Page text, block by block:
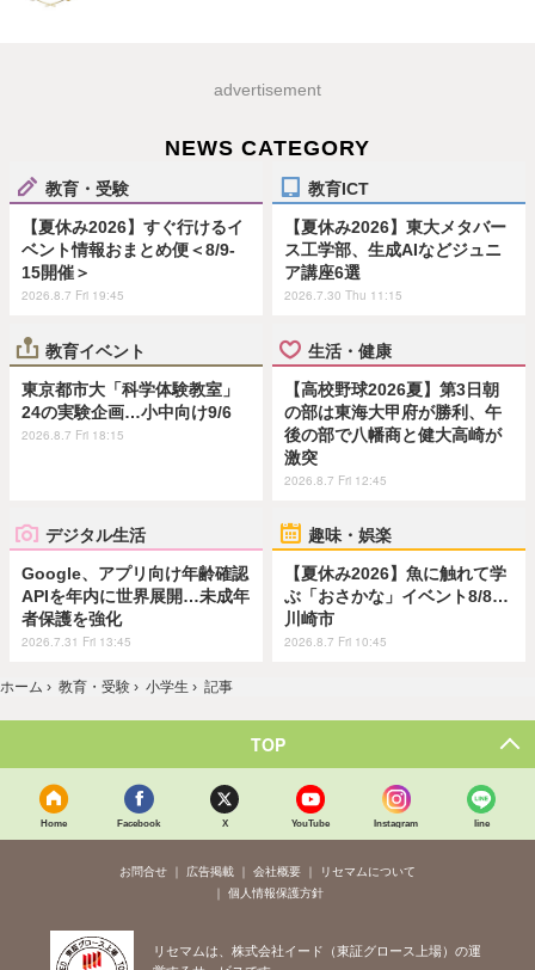
advertisement
NEWS CATEGORY
教育・受験
【夏休み2026】すぐ行けるイ
ベント情報おまとめ便＜8/9-
15開催＞
2026.8.7 Fri 19:45
教育ICT
【夏休み2026】東大メタバー
ス工学部、生成AIなどジュニ
ア講座6選
2026.7.30 Thu 11:15
教育イベント
東京都市大「科学体験教室」
24の実験企画…小中向け9/6
2026.8.7 Fri 18:15
生活・健康
【高校野球2026夏】第3日朝
の部は東海大甲府が勝利、午
後の部で八幡商と健大高崎が
激突
2026.8.7 Fri 12:45
デジタル生活
Google、アプリ向け年齢確認
APIを年内に世界展開…未成年
者保護を強化
2026.7.31 Fri 13:45
趣味・娯楽
【夏休み2026】魚に触れて学
ぶ「おさかな」イベント8/8…
川崎市
2026.8.7 Fri 10:45
ホーム › 教育・受験 › 小学生 › 記事
TOP
Home Facebook X YouTube Instagram line
お問合せ 広告掲載 会社概要
リセマムについて
個人情報保護方針
リセマムは、株式会社イード（東証グロース上場）の運